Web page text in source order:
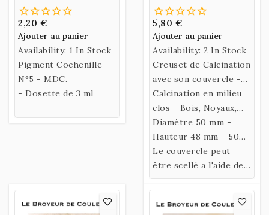
2,20 €
Ajouter au panier
Availability: 1 In Stock
Pigment Cochenille
N°5 - MDC.
- Dosette de 3 ml
5,80 €
Ajouter au panier
Availability: 2 In Stock
Creuset de Calcination
avec son couvercle -
50 ml
Calcination en milieu
clos - Bois, Noyaux,
Os, Dents (ivoire),
Terres et Ocres .....
Diamètre 50 mm -
Hauteur 48 mm - 50
ml
Le couvercle peut
être scellé a l'aide de
papier aluminium
"fort"